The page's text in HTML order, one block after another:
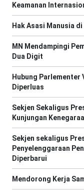
Keamanan
Hak Asasi Manusia
MN Mendampingi
Dua Digit
Hubung Parlementer
Diperluas
Sekjen Sekaligus
Kunjungan
Sekjen sekaligus
Penyelenggaraan
Diperbarui
Mendorong Kerja